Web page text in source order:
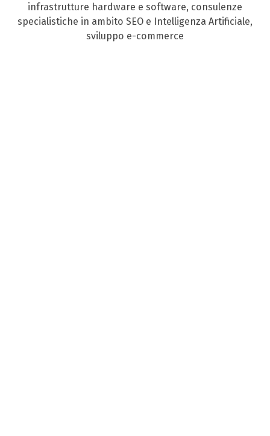
infrastrutture hardware e software, consulenze
specialistiche in ambito SEO e Intelligenza Artificiale,
sviluppo e-commerce